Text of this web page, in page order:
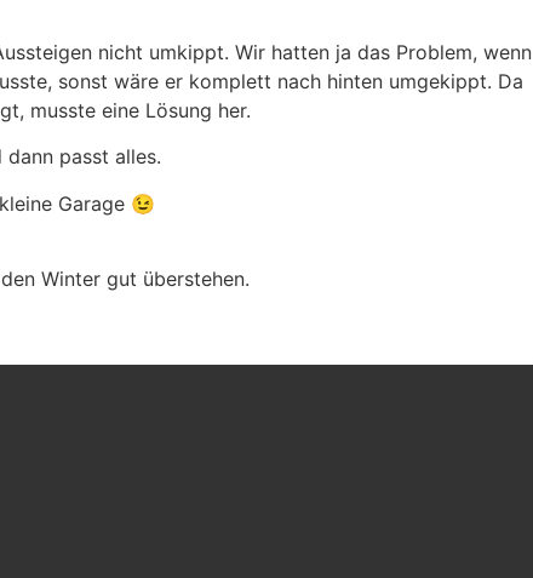
nicht umkippt. Wir hatten ja das Problem, wenn
sonst wäre er komplett nach hinten umgekippt. Da
musste eine Lösung her.
passt alles.
Garage 😉
Winter gut überstehen.